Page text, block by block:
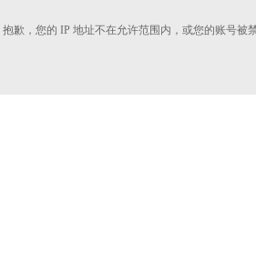
抱歉，您的 IP 地址不在允许范围内，或您的账号被